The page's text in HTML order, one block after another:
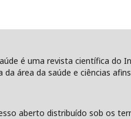
é uma revista científica
área da saúde e ciências
aberto distribuído sob os